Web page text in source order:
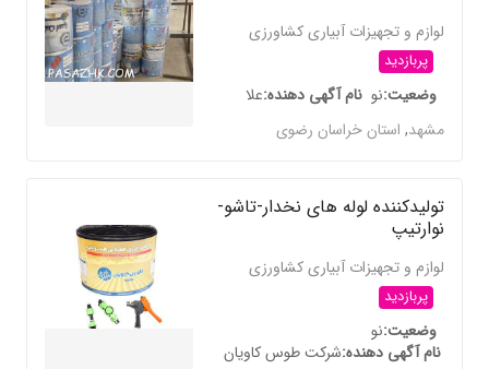
لوازم و تجهیزات آبیاری کشاورزی
پربازدید
وضعیتنو نام آگهی دهندهعلا
مشهد,استان خراسان رضوی
تولیدکننده لوله های نخدار-تاشو-
نوارتیپ
لوازم و تجهیزات آبیاری کشاورزی
پربازدید
وضعیتنو
نام آگهی دهندهشرکت طوس کاویان